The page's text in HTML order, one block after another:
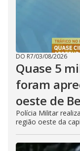
DO R7/03/08/2026
Quase 5
foram
oeste de
Polícia Militar
região oeste da